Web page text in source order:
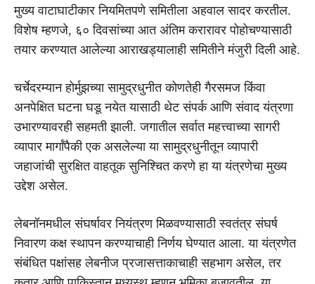
मुख्य वाटाघाटीकार नियमितपणे समितीला अहवाल सादर करतील.
विशेष म्हणजे, ६० दिवसांच्या आत अंतिम करारावर पोहोचण्यासाठी
तयार करण्यात आलेल्या आराखड्यालाही समितीने मंजुरी दिली आहे.
चर्चेदरम्यान होर्मुझच्या सामुद्रधुनीत कोणतेही गैरसमज किंवा
अनपेक्षित घटना घडू नयेत यासाठी थेट संपर्क आणि संवाद यंत्रणा
उभारण्यावरही सहमती झाली. जगातील सर्वात महत्त्वाच्या सागरी
व्यापार मार्गांपैकी एक असलेल्या या सामुद्रधुनीतून व्यापारी
जहाजांची सुरक्षित वाहतूक सुनिश्चित करणे हा या यंत्रणेचा मुख्य
उद्देश असेल.
लेबनॉनमधील संघर्षावर नियंत्रण मिळवण्यासाठी स्वतंत्र संघर्ष
निवारण कक्ष स्थापन करण्याचाही निर्णय घेण्यात आला. या यंत्रणेत
संबंधित पक्षांसह लेबनीज प्रजासत्ताकाचाही सहभाग असेल, तर